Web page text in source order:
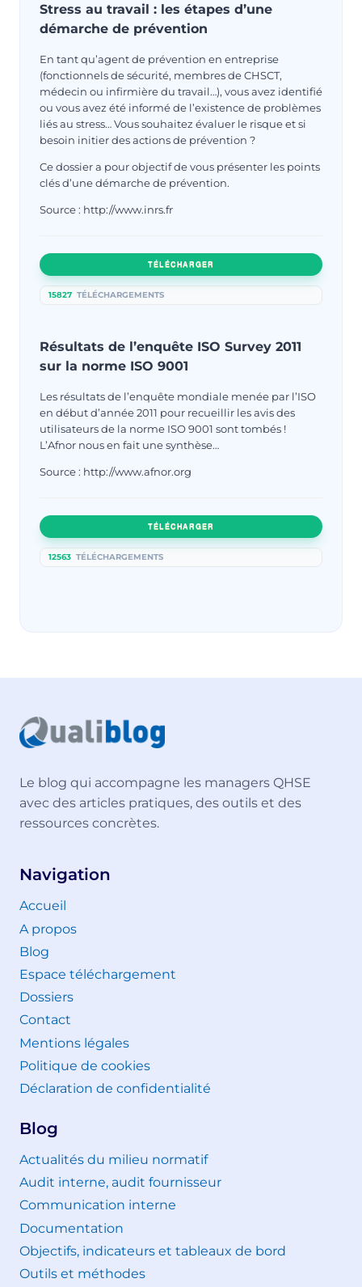
Stress au travail : les étapes d’une
démarche de prévention
En tant qu’agent de prévention en entreprise
(fonctionnels de sécurité, membres de CHSCT,
médecin ou infirmière du travail…), vous avez identifié
ou vous avez été informé de l’existence de problèmes
liés au stress… Vous souhaitez évaluer le risque et si
besoin initier des actions de prévention ?
Ce dossier a pour objectif de vous présenter les points
clés d’une démarche de prévention.
Source : http://www.inrs.fr
TÉLÉCHARGER
15827 TÉLÉCHARGEMENTS
Résultats de l’enquête ISO Survey 2011
sur la norme ISO 9001
Les résultats de l’enquête mondiale menée par l’ISO
en début d’année 2011 pour recueillir les avis des
utilisateurs de la norme ISO 9001 sont tombés !
L’Afnor nous en fait une synthèse…
Source : http://www.afnor.org
TÉLÉCHARGER
12563 TÉLÉCHARGEMENTS
Le blog qui accompagne les managers QHSE
avec des articles pratiques, des outils et des
ressources concrètes.
Navigation
Accueil
A propos
Blog
Espace téléchargement
Dossiers
Contact
Mentions légales
Politique de cookies
Déclaration de confidentialité
Blog
Actualités du milieu normatif
Audit interne, audit fournisseur
Communication interne
Documentation
Objectifs, indicateurs et tableaux de bord
Outils et méthodes